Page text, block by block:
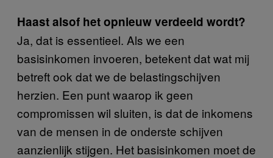
Haast alsof het opnieuw verdeeld wordt?
Ja, dat is essentieel. Als we een
basisinkomen invoeren, betekent dat wat mij
betreft ook dat we de belastingschijven
herzien. Een punt waarop ik geen
compromissen wil sluiten, is dat de inkomens
van de mensen in de onderste schijven
aanzienlijk stijgen. Het basisinkomen moet de